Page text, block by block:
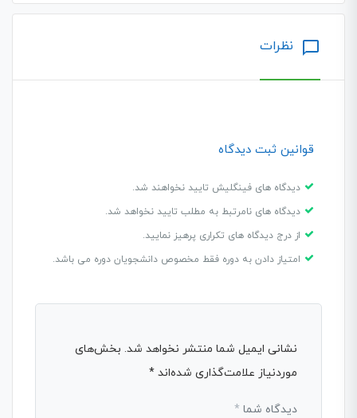
chat_bubble_outline نظرات
قوانین ثبت دیدگاه
دیدگاه های فینگلیش تایید نخواهند شد.
دیدگاه های نامرتبط به مطلب تایید نخواهد شد.
از درج دیدگاه های تکراری پرهیز نمایید.
امتیاز دادن به دوره فقط مخصوص دانشجویان دوره می باشد.
نشانی ایمیل شما منتشر نخواهد شد. بخش‌های
موردنیاز علامت‌گذاری شده‌اند *
دیدگاه شما *